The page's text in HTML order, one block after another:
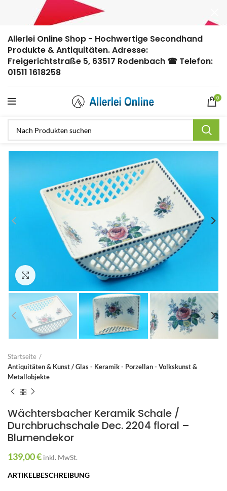
Allerlei Online Shop - Hochwertige Secondhand
Produkte & Antiquitäten. Adresse:
Freigerichtstraße 5, 63517 Rodenbach ☎ Telefon:
01511 1618258
0
Zum Vergrößern anklicken
Startseite
Antiquitäten & Kunst / Glas - Keramik - Porzellan - Volkskunst &
Metallobjekte
Wächtersbacher Keramik Schale /
Durchbruchschale Dec. 2204 floral –
Blumendekor
139,00€ inkl. MwSt.
ARTIKELBESCHREIBUNG